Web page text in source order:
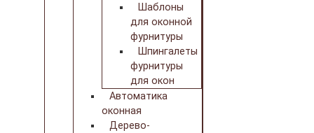
Шаблоны
для оконной
фурнитуры
Шпингалеты
фурнитуры
для окон
Автоматика
оконная
Дерево-